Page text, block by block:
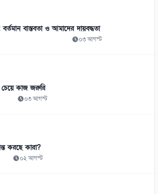
বাড়িতে হামলা
ঢাকার তীব্র ক্ষোভ
বাস্তবতা ও আমাদের দায়বদ্ধতা
০৩ আগস্ট
চেয়ে কাজ জরুরি
০৩ আগস্ট
করছে কারা?
০২ আগস্ট